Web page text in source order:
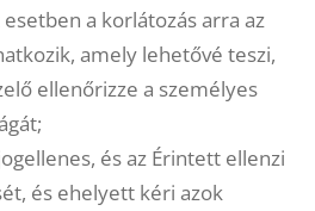
a korlátozás arra az
amely lehetővé teszi,
ellenőrizze a személyes
és az Érintett ellenzi
és ehelyett kéri azok